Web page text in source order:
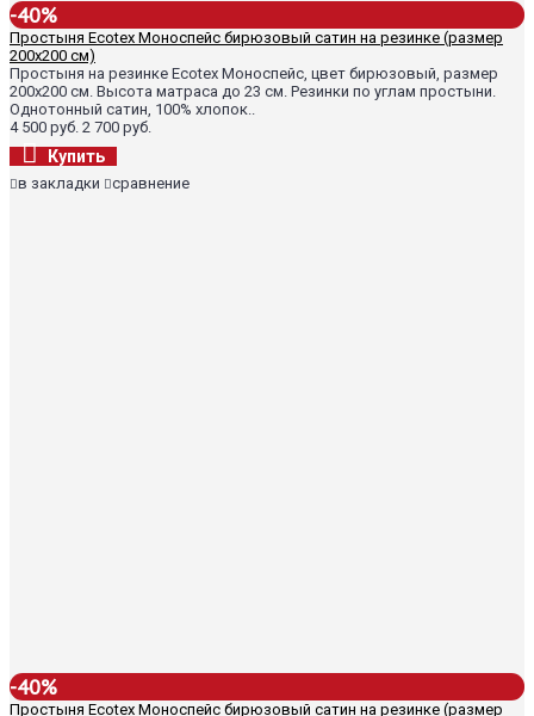
-40%
Простыня Ecotex Моноспейс бирюзовый сатин на резинке (размер
200х200 см)
Простыня на резинке Ecotex Моноспейс, цвет бирюзовый, размер
200х200 см. Высота матраса до 23 см. Резинки по углам простыни.
Однотонный сатин, 100% хлопок..
4 500 руб. 2 700 руб.
Купить
в закладки сравнение
-40%
Простыня Ecotex Моноспейс бирюзовый сатин на резинке (размер